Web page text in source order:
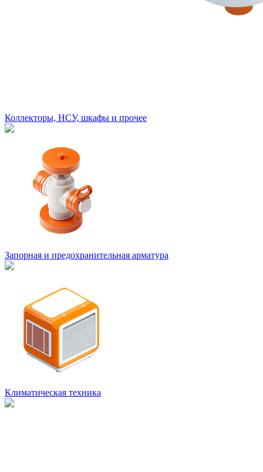
Коллекторы, НСУ, шкафы и прочее
Запорная и предохранительная арматура
Климатическая техника